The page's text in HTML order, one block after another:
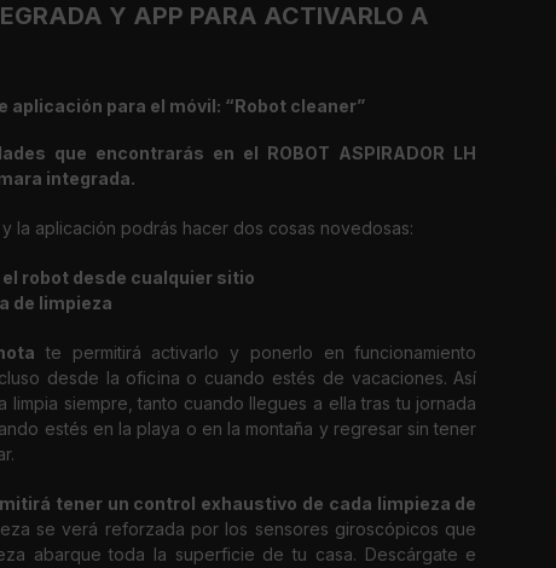
Y APP PARA ACTIVARLO A
aplicación para el móvil: “Robot cleaner”
que encontrarás en el ROBOT ASPIRADOR LH
integrada.
la aplicación podrás hacer dos cosas novedosas:
robot desde cualquier sitio
de limpieza
te permitirá activarlo y ponerlo en funcionamiento
desde la oficina o cuando estés de vacaciones. Así
limpia siempre, tanto cuando llegues a ella tras tu jornada
estés en la playa o en la montaña y regresar sin tener
tener un control exhaustivo de cada limpieza de
se verá reforzada por los sensores giroscópicos que
abarque toda la superficie de tu casa. Descárgate e